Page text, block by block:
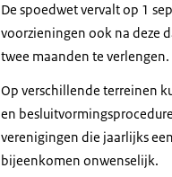
De spoedwet vervalt op 1
voorzieningen ook na deze
twee maanden te
Op verschillende terreinen
en
verenigingen die jaarlijks
bijeenkomen onwenselijk.